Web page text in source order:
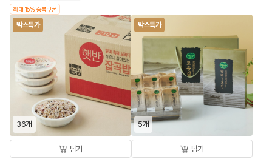
최대 15% 중복쿠폰
박스특가
36개
담기
박스특가
5개
담기